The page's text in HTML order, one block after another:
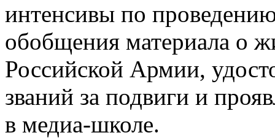
интенсивы по
обобщения материала о
Российской Армии,
званий за подвиги и
в медиа-школе.